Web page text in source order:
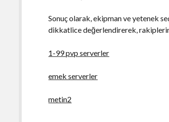
Sonuç olarak, ekipman ve yetenek
dikkatlice değerlendirerek,
1-99 pvp serverler
emek serverler
metin2